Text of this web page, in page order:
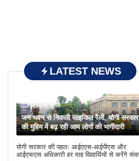
LATEST NEWS
August 8, 2026
जन भवन से निकली साइकिल रैली, योगी
की मुहिम में बढ़ रही आम लोगों की भागीदारी
योगी सरकार की पहलः आईएएस-आईपीएस और
आईएफएस अधिकारी हर माह विद्यार्थियों से करेंगे